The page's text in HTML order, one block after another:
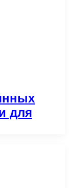
для